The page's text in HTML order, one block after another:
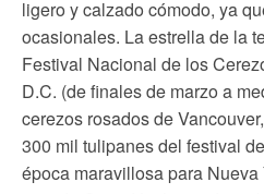
ligero y calzado cómodo, ya
ocasionales. La estrella de la
Festival Nacional de los
D.C. (de finales de marzo a
cerezos rosados de
300 mil tulipanes del festival
época maravillosa para